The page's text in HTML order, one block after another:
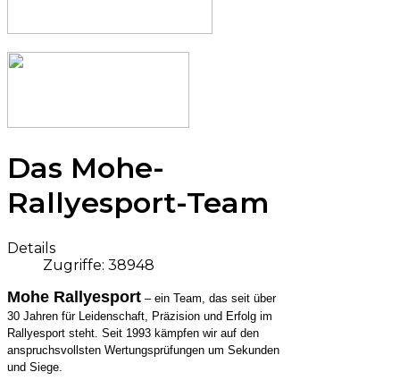
Das Mohe-
Rallyesport-Team
Details
Zugriffe: 38948
Mohe Rallyesport – ein Team, das seit über
30 Jahren für Leidenschaft, Präzision und Erfolg im
Rallyesport steht. Seit 1993 kämpfen wir auf den
anspruchsvollsten Wertungsprüfungen um Sekunden
und Siege.